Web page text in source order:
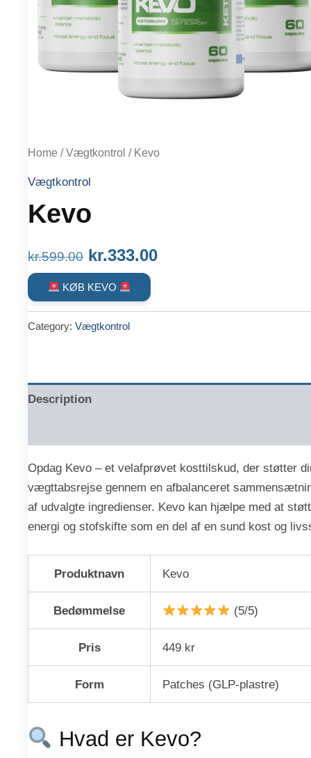
Home /Vægtkontrol / Kevo
Vægtkontrol
Kevo
kr.599.00 Original
price
was:
kr.599.00.
kr.333.00Current
is:
KØB KEVO
Category: Vægtkontrol
Description
Opdag Kevo – et velafprøvet kosttilskud, der støtter
vægttabsrejse gennem en afbalanceret
af udvalgte ingredienser. Kevo kan hjælpe med at
energi og stofskifte som en del af en sund kost og
Produktnavn Kevo
Bedømmelse (5/5)
Pris 449 kr
Form Patches (GLP-plastre)
Hvad er Kevo?